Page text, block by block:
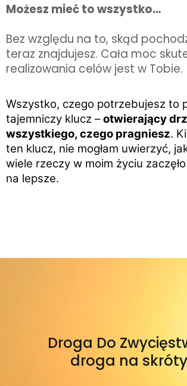
Możesz mieć to wszystko…
Bez względu na to, skąd
teraz znajdujesz. Cała moc
realizowania celów jest w Tobie.
Wszystko, czego potrzebujesz to
tajemniczy klucz – otwierający
wszystkiego, czego pragniesz.
ten klucz, nie mogłam uwierzyć,
wiele rzeczy w moim życiu
na lepsze.
Droga Do
droga na